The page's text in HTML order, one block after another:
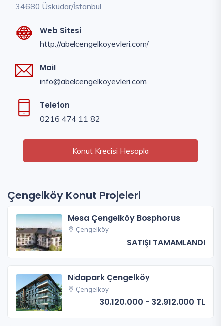
34680 Üsküdar/İstanbul
Web Sitesi
http://abelcengelkoyevleri.com/
Mail
info@abelcengelkoyevleri.com
Telefon
0216 474 11 82
Konut Kredisi Hesapla
Çengelköy Konut Projeleri
Mesa Çengelköy Bosphorus
Çengelköy
SATIŞI TAMAMLANDI
Nidapark Çengelköy
Çengelköy
30.120.000 - 32.912.000 TL